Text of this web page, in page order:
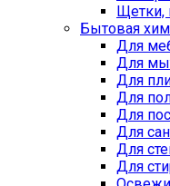
Щетки,
Бытовая
Для
Для
Для
Для
Для
Для
Для
Для